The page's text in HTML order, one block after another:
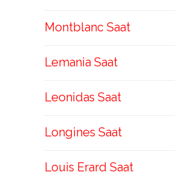
Montblanc Saat
Lemania Saat
Leonidas Saat
Longines Saat
Louis Erard Saat